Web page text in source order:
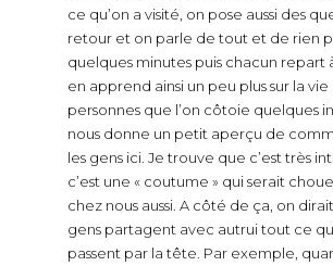
ce qu’on a visité, on pose aussi des
retour et on parle de tout et de rien
quelques minutes puis chacun repart
en apprend ainsi un peu plus sur la vie
personnes que l’on côtoie quelques
nous donne un petit aperçu de
les gens ici. Je trouve que c’est très
c’est une « coutume » qui serait
chez nous aussi. A côté de ça, on
gens partagent avec autrui tout ce
passent par la tête. Par exemple,